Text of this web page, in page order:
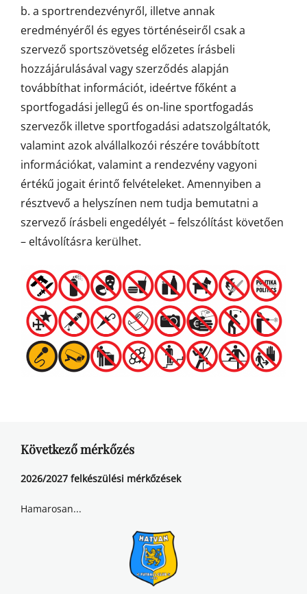
b. a sportrendezvényről, illetve annak
eredményéről és egyes történéseiről csak a
szervező sportszövetség előzetes írásbeli
hozzájárulásával vagy szerződés alapján
továbbíthat információt, ideértve főként a
sportfogadási jellegű és on-line sportfogadás
szervezők illetve sportfogadási adatszolgáltatók,
valamint azok alvállalkozói részére továbbított
információkat, valamint a rendezvény vagyoni
értékű jogait érintő felvételeket. Amennyiben a
résztvevő a helyszínen nem tudja bemutatni a
szervező írásbeli engedélyét – felszólítást követően
– eltávolításra kerülhet.
Következő mérkőzés
2026/2027 felkészülési mérkőzések
Hamarosan...